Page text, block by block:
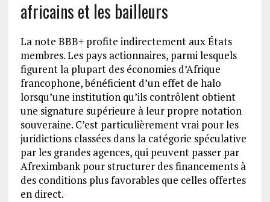
africains et les bailleurs
La note BBB+ profite indirectement aux États
membres. Les pays actionnaires, parmi lesquels
figurent la plupart des économies d’Afrique
francophone, bénéficient d’un effet de halo
lorsqu’une institution qu’ils contrôlent obtient
une signature supérieure à leur propre notation
souveraine. C’est particulièrement vrai pour les
juridictions classées dans la catégorie spéculative
par les grandes agences, qui peuvent passer par
Afreximbank pour structurer des financements à
des conditions plus favorables que celles offertes
en direct.